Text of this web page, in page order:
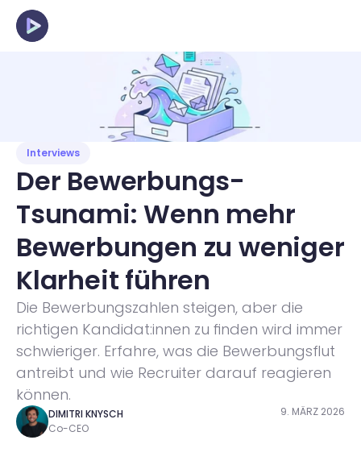
Interviews
Der Bewerbungs-
Tsunami: Wenn mehr
Bewerbungen zu weniger
Klarheit führen
Die Bewerbungszahlen steigen, aber die
richtigen Kandidat:innen zu finden wird immer
schwieriger. Erfahre, was die Bewerbungsflut
antreibt und wie Recruiter darauf reagieren
können.
DIMITRI KNYSCH
Co-CEO
9. MÄRZ 2026